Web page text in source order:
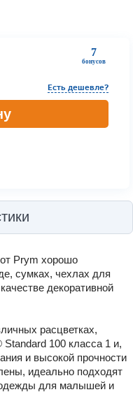
7
бонусов
Есть дешевле?
Prym хорошо
сумках, чехлах для
декоративной
расцветках,
100 класса 1 и,
и высокой прочности
идеально подходят
для малышей и